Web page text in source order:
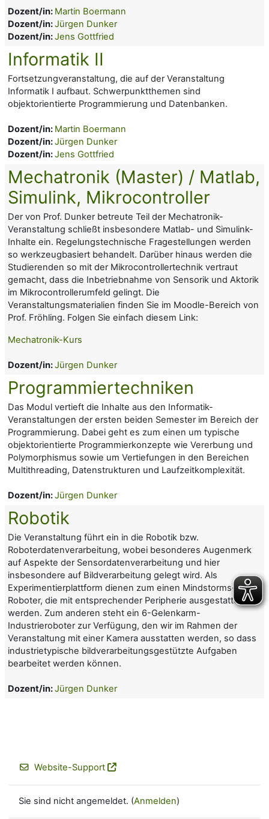
Dozent/in: Martin Boermann
Dozent/in:Jürgen Dunker
Dozent/in:Jens Gottfried
Informatik II
Fortsetzungveranstaltung, die auf der Veranstaltung
Informatik I aufbaut. Schwerpunktthemen sind
objektorientierte Programmierung und Datenbanken.
Dozent/in: Martin Boermann
Dozent/in:Jürgen Dunker
Dozent/in:Jens Gottfried
Mechatronik (Master) / Matlab,
Simulink, Mikrocontroller
Der von Prof. Dunker betreute Teil der Mechatronik-
Veranstaltung schließt insbesondere Matlab- und Simulink-
Inhalte ein. Regelungstechnische Fragestellungen werden
so werkzeugbasiert behandelt. Darüber hinaus werden die
Studierenden so mit der Mikrocontrollertechnik vertraut
gemacht, dass die Inbetriebnahme von Sensorik und Aktorik
im Mikrocontrollerumfeld gelingt. Die
Veranstaltungsmaterialien finden Sie im Moodle-Bereich von
Prof. Fröhling. Folgen Sie einfach diesem Link:
Mechatronik-Kurs
Dozent/in:Jürgen Dunker
Programmiertechniken
Das Modul vertieft die Inhalte aus den Informatik-
Veranstaltungen der ersten beiden Semester im Bereich der
Programmierung. Dabei geht es zum einen um typische
objektorientierte Programmierkonzepte wie Vererbung und
Polymorphismus sowie um Vertiefungen in den Bereichen
Multithreading, Datenstrukturen und Laufzeitkomplexität.
Dozent/in:Jürgen Dunker
Robotik
Die Veranstaltung führt ein in die Robotik bzw.
Roboterdatenverarbeitung, wobei besonderes Augenmerk
auf Aspekte der Sensordatenverarbeitung und hier
insbesondere auf Bildverarbeitung gelegt wird. Als
Experimentierplattform dienen zum einen Mindstorms-
Roboter, die mit entsprechender Peripherie ausgestattet
werden. Zum anderen steht ein 6-Gelenkarm-
Industrieroboterzur Verfügung, den wir im Rahmen der
Veranstaltung mit einer Kamera ausstatten werden, so dass
industrietypische bildverarbeitungsgestützte Aufgaben
bearbeitet werden können.
Dozent/in:Jürgen Dunker
Website-Support
Sie sind nicht angemeldet. (Anmelden)